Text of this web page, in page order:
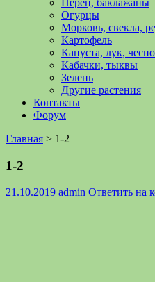
Перец, баклажаны
Огурцы
Морковь, свекла,
Картофель
Капуста, лук,
Кабачки, тыквы
Зелень
Другие растения
Контакты
Форум
Главная > 1-2
1-2
21.10.2019 admin Ответить на